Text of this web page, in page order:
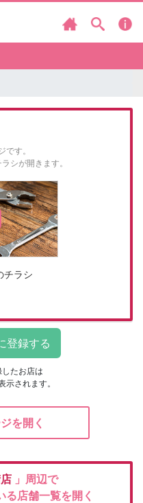
です。
シが開きます。
チラシ
たお店は
示されます。
を開く
」周辺で
店舗一覧を開く